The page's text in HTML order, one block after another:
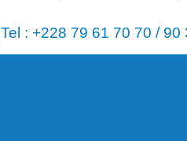
: +228 79 61 70 70 /